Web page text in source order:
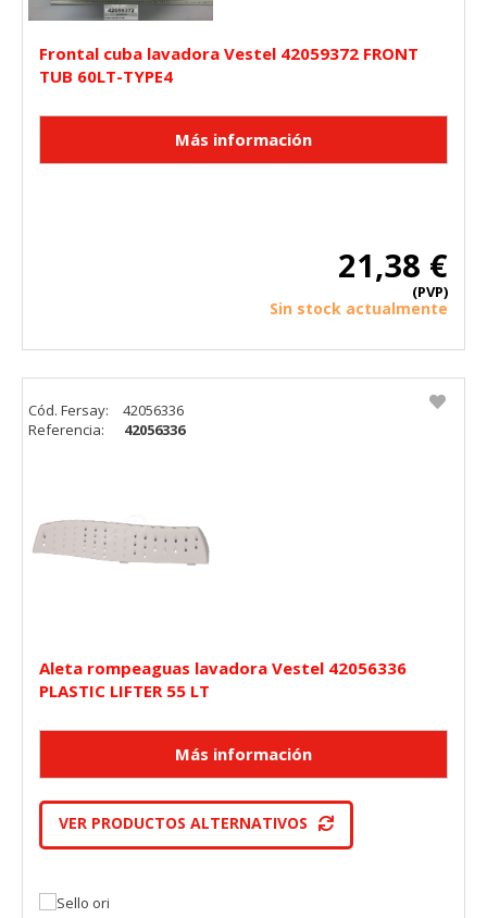
Frontal cuba lavadora Vestel 42059372 FRONT
TUB 60LT-TYPE4
21,38 €
(PVP)
Sin stock actualmente
Aleta rompeaguas lavadora Vestel 42056336
PLASTIC LIFTER 55 LT
VER PRODUCTOS ALTERNATIVOS
Cód. Fersay:
42056336
Referencia:
42056336